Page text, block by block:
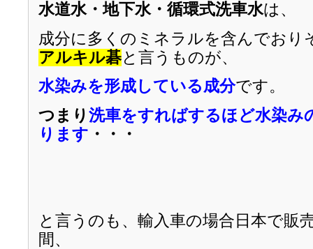
水道水・地下水・循環式洗車水は、
成分に多くのミネラルを含んでおり
アルキル碁と言うものが、
水染みを形成している成分です。
つまり 洗車をすればするほど水染み
ります ・・・
と言うのも、輸入車の場合日本で販
間、